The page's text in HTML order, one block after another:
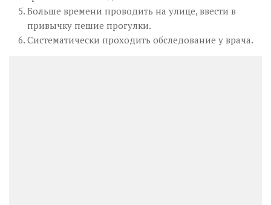
Больше времени проводить на улице, ввести в
привычку пешие прогулки.
Систематически проходить обследование у врача.